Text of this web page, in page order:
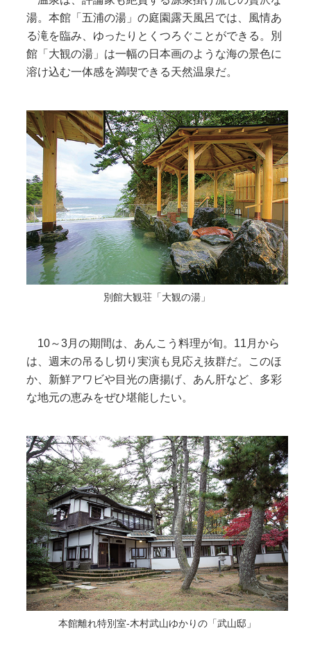
湯。本館「五浦の湯」の庭園露天風呂では、風情あ
る滝を臨み、ゆったりとくつろぐことができる。別
館「大観の湯」は一幅の日本画のような海の景色に
溶け込む一体感を満喫できる天然温泉だ。
別館大観荘「大観の湯」
10～3月の期間は、あんこう料理が旬。11月から
は、週末の吊るし切り実演も見応え抜群だ。このほ
か、新鮮アワビや目光の唐揚げ、あん肝など、多彩
な地元の恵みをぜひ堪能したい。
本館離れ特別室-木村武山ゆかりの「武山邸」